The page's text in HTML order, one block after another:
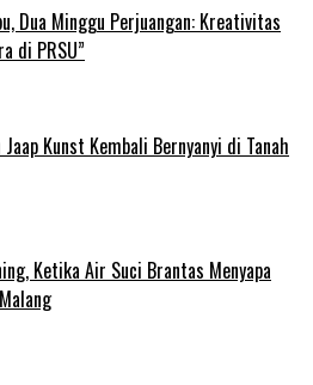
Dua Minggu Perjuangan: Kreativitas
di PRSU”
Kunst Kembali Bernyanyi di Tanah
Ketika Air Suci Brantas Menyapa